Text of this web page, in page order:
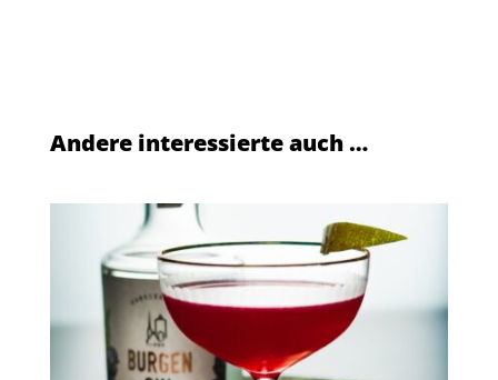
Andere interessierte auch …